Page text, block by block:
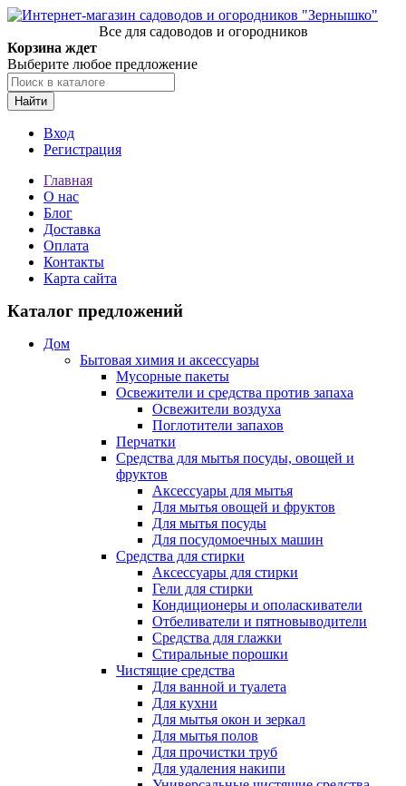
Все для садоводов и огородников
Корзина ждет
Выберите любое предложение
Найти
Вход
Регистрация
Главная
О нас
Блог
Доставка
Оплата
Контакты
Карта сайта
Каталог предложений
Дом
Бытовая химия и аксессуары
Мусорные пакеты
Освежители и средства против запаха
Освежители воздуха
Поглотители запахов
Перчатки
Средства для мытья посуды, овощей и
фруктов
Аксессуары для мытья
Для мытья овощей и фруктов
Для мытья посуды
Для посудомоечных машин
Средства для стирки
Аксессуары для стирки
Гели для стирки
Кондиционеры и ополаскиватели
Отбеливатели и пятновыводители
Средства для глажки
Стиральные порошки
Чистящие средства
Для ванной и туалета
Для кухни
Для мытья окон и зеркал
Для мытья полов
Для прочистки труб
Для удаления накипи